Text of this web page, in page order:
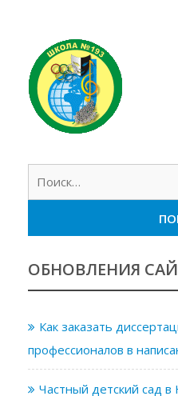
ОБНОВЛЕНИЯ
Как заказать
профессионалов в
Частный детский сад